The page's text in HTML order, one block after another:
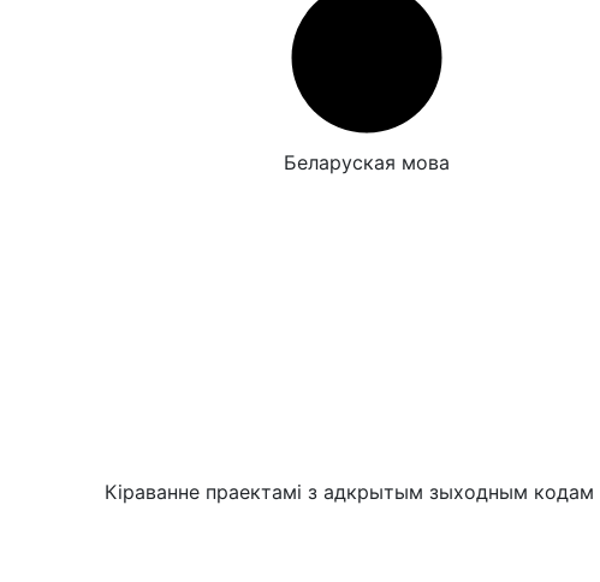
Беларуская мова
Кіраванне праектамі з адкрытым зыходным кодам